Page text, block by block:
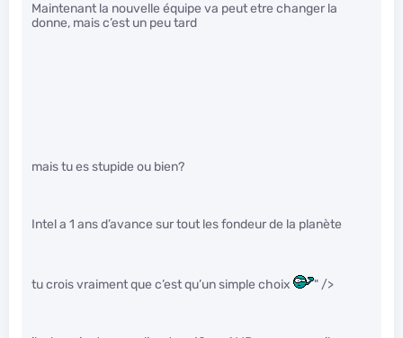
Maintenant la nouvelle équipe va peut etre changer la
donne, mais c’est un peu tard
mais tu es stupide ou bien?
Intel a 1 ans d’avance sur tout les fondeur de la planète
tu crois vraiment que c’est qu’un simple choix " />